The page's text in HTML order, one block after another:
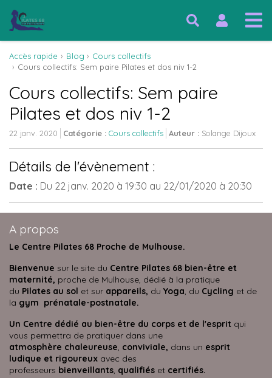
Accès rapide Blog
Cours collectifs
Cours collectifs: Sem paire Pilates et dos niv 1-2
Cours collectifs: Sem paire
Pilates et dos niv 1-2
22 janv. 2020 Catégorie : Cours collectifs Auteur : Solange Dijoux
Détails de l'évènement :
Date : Du 22 janv. 2020 à 19:30 au 22/01/2020 à 20:30
A propos
Le Centre Pilates 68 Proche de Mulhouse.
Bienvenue sur le site du Centre Pilates 68 bien-être et
maternité, proche de Mulhouse, dédié à la pratique
du Pilates au sol et sur appareils, du Yoga, du Cycling et de
la gym prénatale-postnatale.
Un Centre dédié au bien-être du corps et de l'esprit qui
vous permettra de pratiquer dans une
atmosphère chaleureuse, conviviale, dans un esprit
ludique et rigoureux avec des
professeurs bienveillants, qualifiés et certifiés.